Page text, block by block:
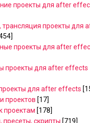
проекты для after
трансляция проекты для
проекты для after
проекты для after effects
для after effects
проектов [17]
проектам [178]
пресеты, скрипты [719]